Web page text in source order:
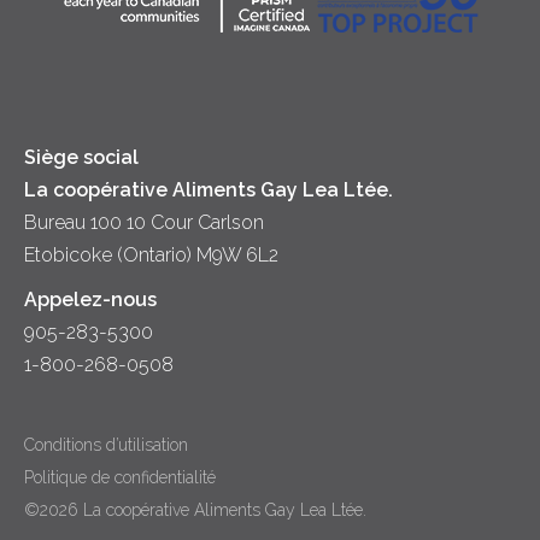
Principes coopératifs
Siège social
La coopérative Aliments Gay Lea Ltée.
Bureau 100 10 Cour Carlson
Etobicoke (Ontario) M9W 6L2
Appelez-nous
905-283-5300
1-800-268-0508
Conditions d’utilisation
Politique de confidentialité
©2026 La coopérative Aliments Gay Lea Ltée.